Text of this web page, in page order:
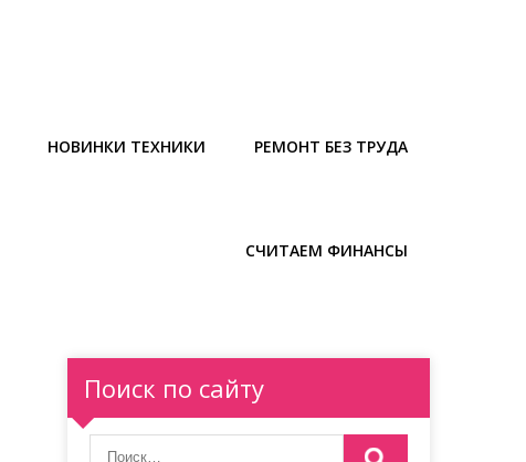
НОВИНКИ ТЕХНИКИ РЕМОНТ БЕЗ ТРУДА
СЧИТАЕМ ФИНАНСЫ
Поиск по сайту